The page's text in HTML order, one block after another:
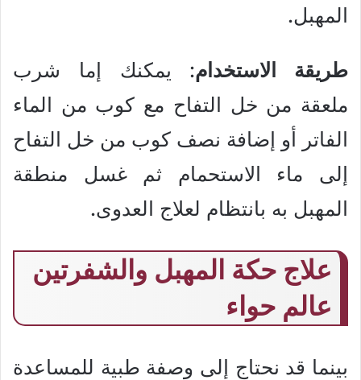
المهبل.
طريقة الاستخدام: يمكنك إما شرب
ملعقة من خل التفاح مع كوب من الماء
الفاتر أو إضافة نصف كوب من خل التفاح
إلى ماء الاستحمام ثم غسل منطقة
المهبل به بانتظام لعلاج العدوى.
علاج حكة المهبل والشفرتين
عالم حواء
بينما قد نحتاج إلى وصفة طبية للمساعدة